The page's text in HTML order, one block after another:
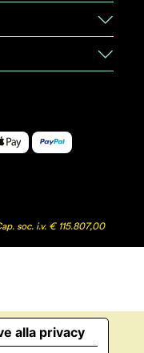
soc. i.v. € 115.807,00
alla privacy